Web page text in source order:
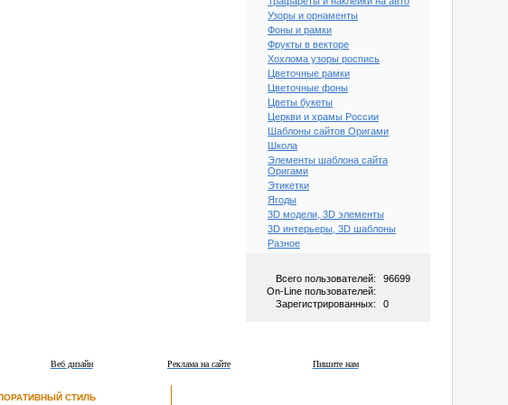
Узоры и орнаменты
Фоны и рамки
Фрукты в векторе
Хохлома узоры роспись
Цветочные рамки
Цветочные фоны
Цветы букеты
Церкви и храмы России
Шаблоны сайтов Оригами
Школа
Элементы шаблона сайта
Оригами
Этикетки
Ягоды
3D модели, 3D элементы
3D интерьеры, 3D шаблоны
Разное
Всего пользователей:
96699
On-Line пользователей:
Зарегистрированных:
0
Пишите нам
Реклама на сайте
Веб дизайн
СТИЛЬ